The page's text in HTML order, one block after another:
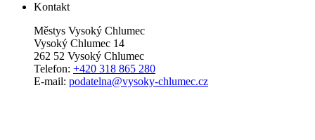
Kontakt
Městys Vysoký Chlumec
Vysoký Chlumec 14
262 52 Vysoký Chlumec
Telefon: +420 318 865 280
E-mail: podatelna@vysoky-chlumec.cz